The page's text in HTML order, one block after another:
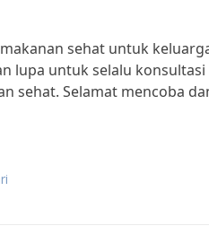
sehat untuk
lupa untuk selalu
sehat. Selamat mencoba